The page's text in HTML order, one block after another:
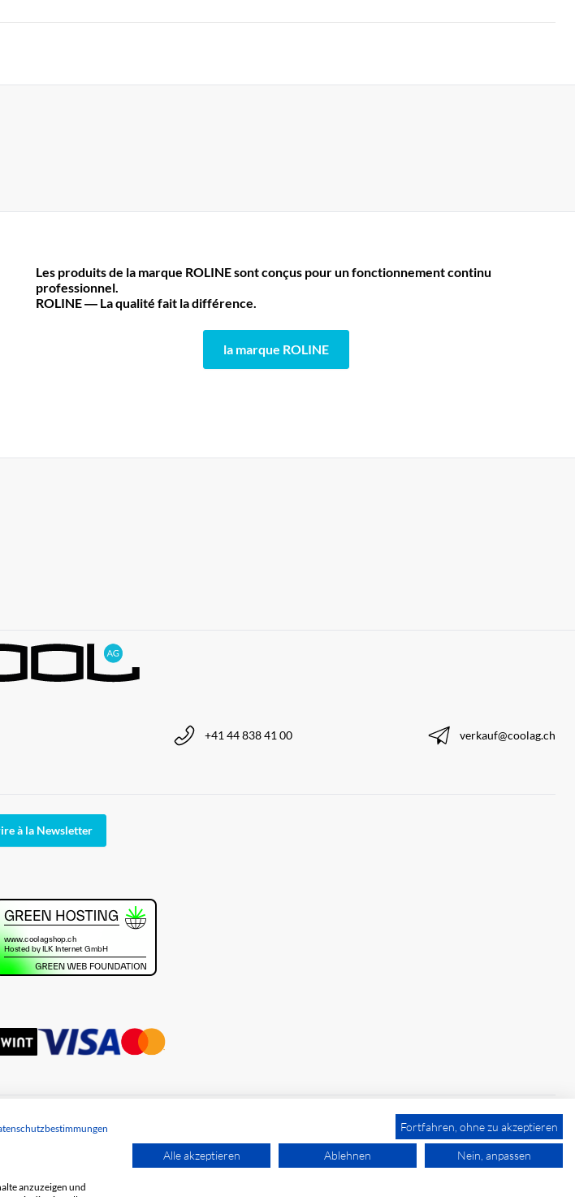
Les produits de la marque ROLINE sont conçus pour un fonctionnement continu
professionnel.
ROLINE ― La qualité fait la différence.
la marque ROLINE
+41 44 838 41 00 verkauf@coolag.ch
à la Newsletter
Fortfahren, ohne zu akzeptieren
anzuzeigen und
Alle akzeptieren Ablehnen Nein, anpassen